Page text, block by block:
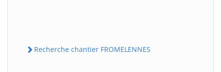
Recherche chantier FROMELENNES